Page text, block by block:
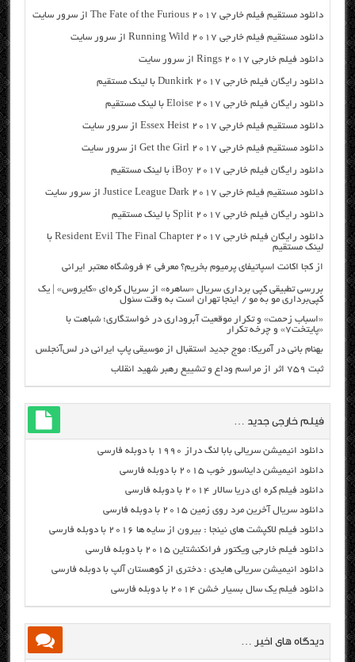
دانلود مستقیم فیلم خارجی The Fate of the Furious 2017 از سرور سایت
دانلود مستقیم فیلم خارجی Running Wild 2017 از سرور سایت
دانلود فیلم خارجی Rings 2017 از سرور سایت
دانلود رایگان فیلم خارجی Dunkirk 2017 با لینک مستقیم
دانلود رایگان فیلم خارجی Eloise 2017 با لینک مستقیم
دانلود مستقیم فیلم خارجی Essex Heist 2017 از سرور سایت
دانلود مستقیم فیلم خارجی Get the Girl 2017 از سرور سایت
دانلود رایگان فیلم خارجی iBoy 2017 با لینک مستقیم
دانلود مستقیم فیلم خارجی Justice League Dark 2017 از سرور سایت
دانلود رایگان فیلم خارجی Split 2017 با لینک مستقیم
دانلود رایگان فیلم خارجی Resident Evil The Final Chapter 2017 با
لینک مستقیم
از کجا اکانت اسپاتیفای پرمیوم بخریم؟ معرفی ۴ فروشگاه معتبر ایرانی
بررسی تطبیقی کپی برداری سریال «ساهره» از سریال کره‌ای «کایروس» | یک
کپی‌برداری مو به مو / اینجا تهران است به وقت سئول
«اسباب زحمت» و تکرار موقعیت آبروداری در خواستگاری؛ شباهت با
«پایتخت۷» و چرخه تکرار
بهنام بانی در آمریکا: موج جدید استقبال از موسیقی پاپ ایرانی در لس‌آنجلس
ثبت ۷۵۹ اثر از مراسم وداع و تشییع رهبر شهید انقلاب
فیلم خارجی جدید …
دانلود انیمیشن سریالی بابا لنگ دراز ۱۹۹۰ با دوبله فارسی
دانلود انیمیشن دایناسور خوب ۲۰۱۵ با دوبله فارسی
دانلود فیلم کره ای دریا سالار ۲۰۱۴ با دوبله فارسی
دانلود سریال آخرین مرد روی زمین ۲۰۱۵ با دوبله فارسی
دانلود فیلم لاکپشت های نینجا : بیرون از سایه ها ۲۰۱۶ با دوبله فارسی
دانلود فیلم خارجی ویکتور فرانکنشتاین ۲۰۱۵ با دوبله فارسی
دانلود انیمیشن سریالی هایدی : دختری از کوهستان آلپ با دوبله فارسی
دانلود فیلم یک سال بسیار خشن ۲۰۱۴ با دوبله فارسی
دیدگاه های اخیر …